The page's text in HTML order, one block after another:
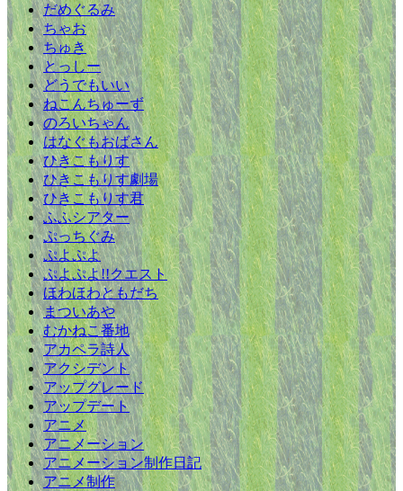
だめぐるみ
ちゃお
ちゅき
とっしー
どうでもいい
ねこんちゅーず
のろいちゃん
はなぐもおばさん
ひきこもりす
ひきこもりす劇場
ひきこもりす君
ふふシアター
ぷっちぐみ
ぷよぷよ
ぷよぷよ!!クエスト
ほわほわともだち
まついあや
むかねこ番地
アカペラ詩人
アクシデント
アップグレード
アップデート
アニメ
アニメーション
アニメーション制作日記
アニメ制作